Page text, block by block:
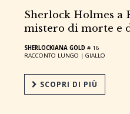
Sherlock Holmes a
mistero di morte e
SHERLOCKIANA GOLD # 16
RACCONTO LUNGO |GIALLO
SCOPRI DI PIÙ